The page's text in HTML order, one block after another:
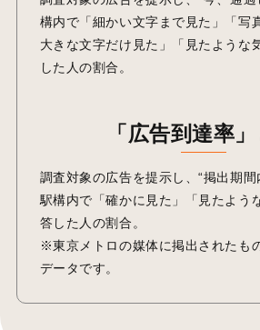
構内で「細かい文字まで見た」「写
大きな文字だけ見た」「見たような
した人の割合。
「広告到達率
調査対象の広告を提示し、“掲出期
駅構内で「確かに見た」「見たよう
答した人の割合。
※東京メトロの媒体に掲出されたも
データです。